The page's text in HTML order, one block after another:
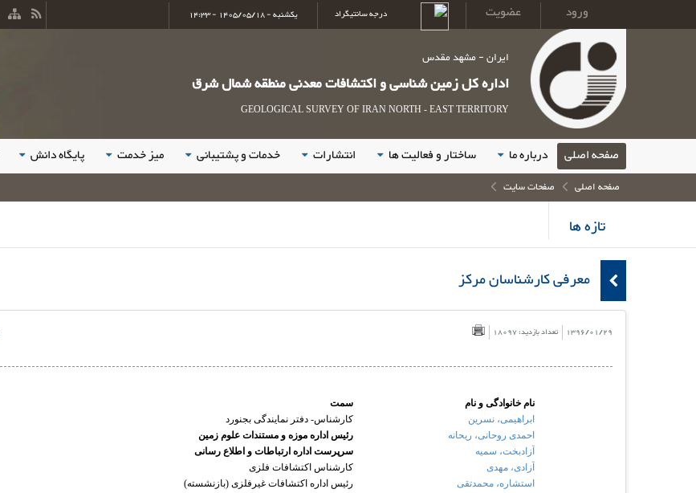
ورود عضویت درجه سانتیگراد یکشنبه - 1405/05/18 - 14:33
ایران - مشهد مقدس
اداره کل زمین شناسی و اکتشافات معدنی منطقه شمال شرق
GEOLOGICAL SURVEY OF IRAN NORTH - EAST TERRITORY
صفحه اصلی درباره ما ساختار و فعالیت ها انتشارات خدمات و پشتیبانی میز خدمت پایگاه دانش
صفحه اصلی صفحات سایت
تازه ها
معرفی کارشناسان مرکز
1396/01/29 تعداد بازدید: 18097
نام خانوادگی و نام
سمت
ابراهیمی، نسرین
کارشناس- دفتر نمایندگی بجنورد
احمدی روحانی، ریحانه
رئیس اداره موزه و مستندات علوم زمین
آزادبخت، سمیه
سرپرست اداره ارتباطات و اطلاع رسانی
آزادی، مهدی
کارشناس اکتشافات فلزی
استشاره، محمدتقی
رئیس اداره اکتشافات غیرفلزی (بازنشسته)